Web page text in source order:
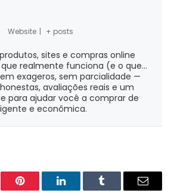
Website + posts
sites e compras online
realmente funciona (e o que...
exageros, sem parcialidade —
avaliações reais e um
para ajudar você a comprar de
e econômica.
Pinterest LinkedInTumblr Email